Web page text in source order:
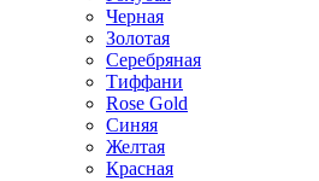
Черная
Золотая
Серебряная
Тиффани
Rose Gold
Синяя
Желтая
Красная